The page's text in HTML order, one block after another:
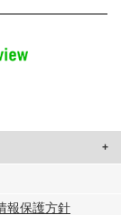
ンテンツや広告の
報保護方針